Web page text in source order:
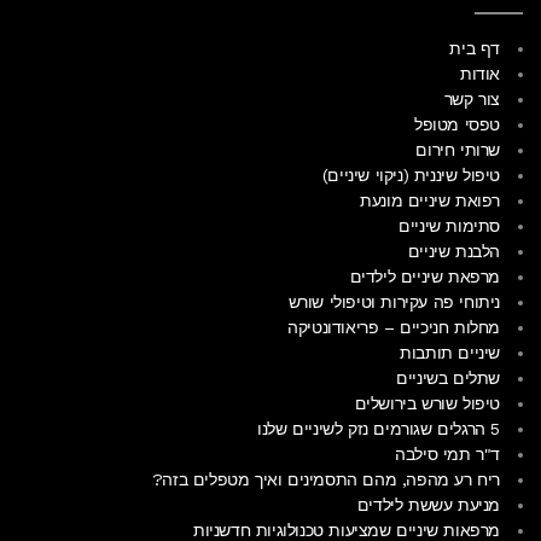
דף בית
אודות
צור קשר
טפסי מטופל
שרותי חירום
טיפול שיננית (ניקוי שיניים)
רפואת שיניים מונעת
סתימות שיניים
הלבנת שיניים
מרפאת שיניים לילדים
ניתוחי פה עקירות וטיפולי שורש
מחלות חניכיים – פריאודונטיקה
שיניים תותבות
שתלים בשיניים
טיפול שורש בירושלים
5 הרגלים שגורמים נזק לשיניים שלנו
ד"ר תמי סילבה
ריח רע מהפה, מהם התסמינים ואיך מטפלים בזה?
מניעת עששת לילדים
מרפאות שיניים שמציעות טכנולוגיות חדשניות